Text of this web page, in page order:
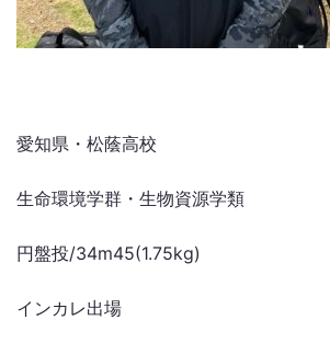
愛知県・松蔭高校
生命環境学群・生物資源学類
円盤投/34m45(1.75kg)
インカレ出場